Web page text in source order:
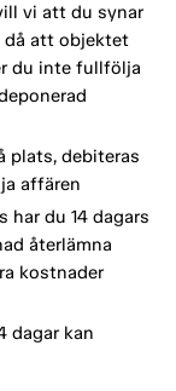
vi att du synar
då att objektet
du inte fullfölja
plats, debiteras
affären
har du 14 dagars
återlämna
kostnader
dagar kan